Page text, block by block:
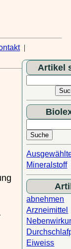
|
Artikel
Mineralstoff
abnehmen
Arzneimittel
Eiweiss